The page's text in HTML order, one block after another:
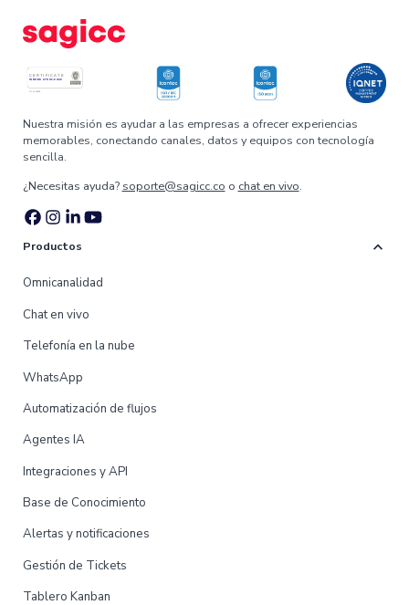
Nuestra misión es ayudar a las empresas a ofrecer experiencias
memorables, conectando canales, datos y equipos con tecnología
sencilla.
¿Necesitas ayuda? soporte@sagicc.co o chat en vivo.
Productos expand_more
Omnicanalidad
Chat en vivo
Telefonía en la nube
WhatsApp
Automatización de flujos
Agentes IA
Integraciones y API
Base de Conocimiento
Alertas y notificaciones
Gestión de Tickets
Tablero Kanban